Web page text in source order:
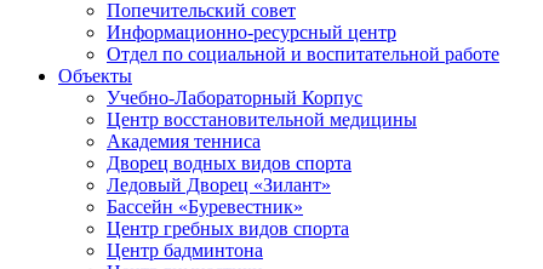
Попечительский совет
Информационно-ресурсный центр
Отдел по социальной и воспитательной работе
Объекты
Учебно-Лабораторный Корпус
Центр восстановительной медицины
Академия тенниса
Дворец водных видов спорта
Ледовый Дворец «Зилант»
Бассейн «Буревестник»
Центр гребных видов спорта
Центр бадминтона